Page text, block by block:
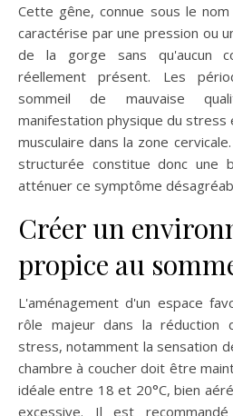
Cette gêne, connue sous le
caractérise par une pression ou
de la gorge sans qu'aucun
réellement présent. Les
sommeil de mauvaise
manifestation physique du stress
musculaire dans la zone
structurée constitue donc une
atténuer ce symptôme
Créer un
propice au
L'aménagement d'un espace
rôle majeur dans la réduction
stress, notamment la sensation
chambre à coucher doit être
idéale entre 18 et 20°C, bien
excessive. Il est